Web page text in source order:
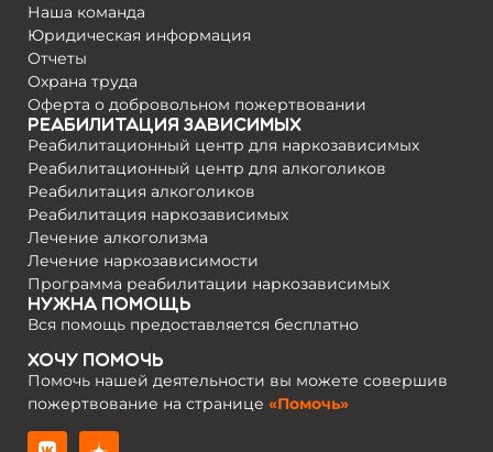
Наша команда
Юридическая информация
Отчеты
Охрана труда
Оферта о добровольном пожертвовании
Реабилитация зависимых
Реабилитационный центр для наркозависимых
Реабилитационный центр для алкоголиков
Реабилитация алкоголиков
Реабилитация наркозависимых
Лечение алкоголизма
Лечение наркозависимости
Программа реабилитации наркозависимых
Нужна помощь
Вся помощь предоставляется бесплатно
Хочу помочь
Помочь нашей деятельности вы можете совершив
пожертвование на странице «Помочь»